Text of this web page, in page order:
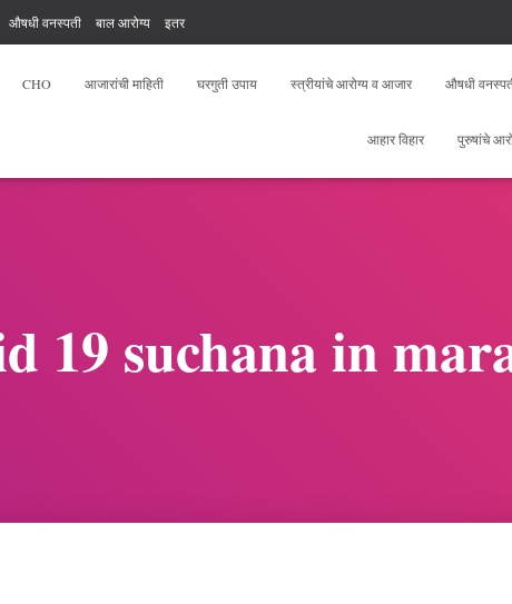
औषधी वनस्पती बाल आरोग्य इतर
CHO
आजारांची माहिती घरगुती उपाय स्त्रीयांचे आरोग्य व आजार औषधी
आहार विहार पुरुषांचे
19 suchana in